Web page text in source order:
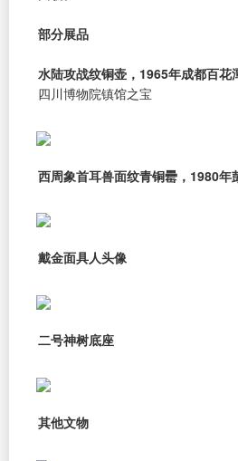
部分展品
水陆攻战纹铜壶，1965年成都百花
四川博物院镇馆之宝
西周象首耳兽面纹青铜罍，1980年
戴金面具人头像
二号神树底座
其他文物